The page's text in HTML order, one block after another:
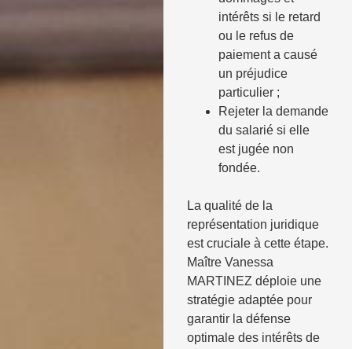
intérêts si le retard
ou le refus de
paiement a causé
un préjudice
particulier ;
Rejeter la demande
du salarié si elle
est jugée non
fondée.
La qualité de la
représentation juridique
est cruciale à cette étape.
Maître Vanessa
MARTINEZ déploie une
stratégie adaptée pour
garantir la défense
optimale des intérêts de